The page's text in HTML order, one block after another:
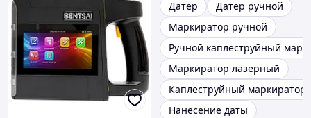
Датер
Датер ручной
Маркиратор ручной
Ручной каплеструйный
Маркиратор лазерный
Каплеструйный маркиратор
Нанесение даты